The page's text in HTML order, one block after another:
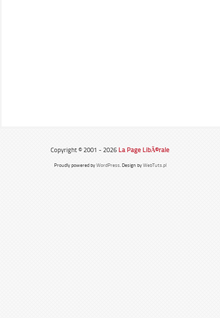
Copyright © 2001 - 2026 La Page LibÃ©rale
Proudly powered byWordPress. Design byWebTuts.pl